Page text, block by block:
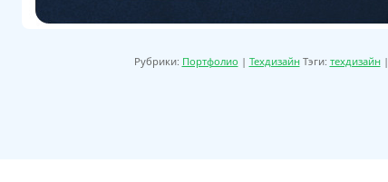
Рубрики: Портфолио| ТехдизайнТэги: техдизайн|